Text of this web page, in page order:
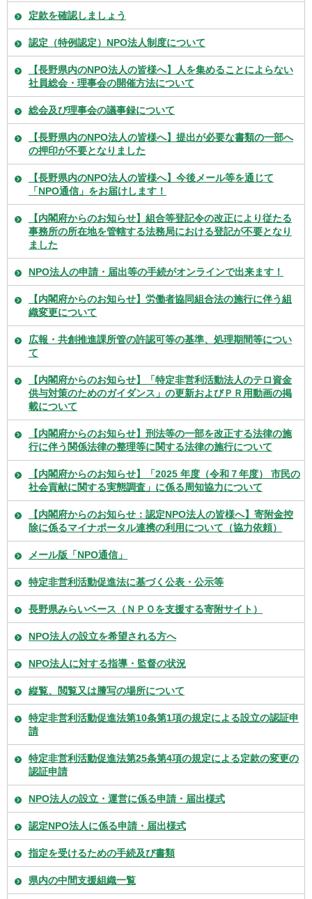
定款を確認しましょう
認定（特例認定）NPO法人制度について
【長野県内のNPO法人の皆様へ】人を集めることによらない
社員総会・理事会の開催方法について
総会及び理事会の議事録について
【長野県内のNPO法人の皆様へ】提出が必要な書類の一部へ
の押印が不要となりました
【長野県内のNPO法人の皆様へ】今後メール等を通じて
「NPO通信」をお届けします！
【内閣府からのお知らせ】組合等登記令の改正により従たる
事務所の所在地を管轄する法務局における登記が不要となり
ました
NPO法人の申請・届出等の手続がオンラインで出来ます！
【内閣府からのお知らせ】労働者協同組合法の施行に伴う組
織変更について
広報・共創推進課所管の許認可等の基準、処理期間等につい
て
【内閣府からのお知らせ】「特定非営利活動法人のテロ資金
供与対策のためのガイダンス」の更新およびＰＲ用動画の掲
載について
【内閣府からのお知らせ】刑法等の一部を改正する法律の施
行に伴う関係法律の整理等に関する法律の施行について
【内閣府からのお知らせ】「2025 年度（令和７年度） 市民の
社会貢献に関する実態調査」に係る周知協力について
【内閣府からのお知らせ：認定NPO法人の皆様へ】寄附金控
除に係るマイナポータル連携の利用について（協力依頼）
メール版「NPO通信」
特定非営利活動促進法に基づく公表・公示等
長野県みらいベース（ＮＰＯを支援する寄附サイト）
NPO法人の設立を希望される方へ
NPO法人に対する指導・監督の状況
縦覧、閲覧又は謄写の場所について
特定非営利活動促進法第10条第1項の規定による設立の認証申
請
特定非営利活動促進法第25条第4項の規定による定款の変更の
認証申請
NPO法人の設立・運営に係る申請・届出様式
認定NPO法人に係る申請・届出様式
指定を受けるための手続及び書類
県内の中間支援組織一覧